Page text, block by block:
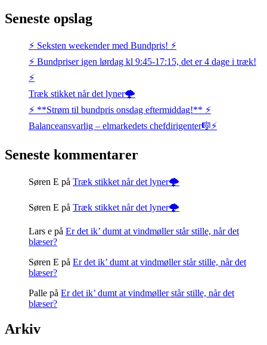
Seneste opslag
⚡️ Seksten weekender med Bundpris! ⚡️
⚡️ Bundpriser igen lørdag kl 9:45-17:15, det er 4 dage i træk!
⚡️
Træk stikket når det lyner🌩️
⚡️ **Strøm til bundpris onsdag eftermiddag!** ⚡️
Balanceansvarlig – elmarkedets chefdirigenter🎼⚡
Seneste kommentarer
Søren E på Træk stikket når det lyner🌩️
Søren E på Træk stikket når det lyner🌩️
Lars e på Er det ik’ dumt at vindmøller står stille, når det
blæser?
Søren E på Er det ik’ dumt at vindmøller står stille, når det
blæser?
Palle på Er det ik’ dumt at vindmøller står stille, når det
blæser?
Arkiv